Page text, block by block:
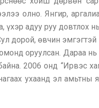
олно. Янгир,
адуу руу довтлох
дорой, өвчин
оруулсан. Дараа
2006 онд “Ирвэс
ухаанд эл амьтны